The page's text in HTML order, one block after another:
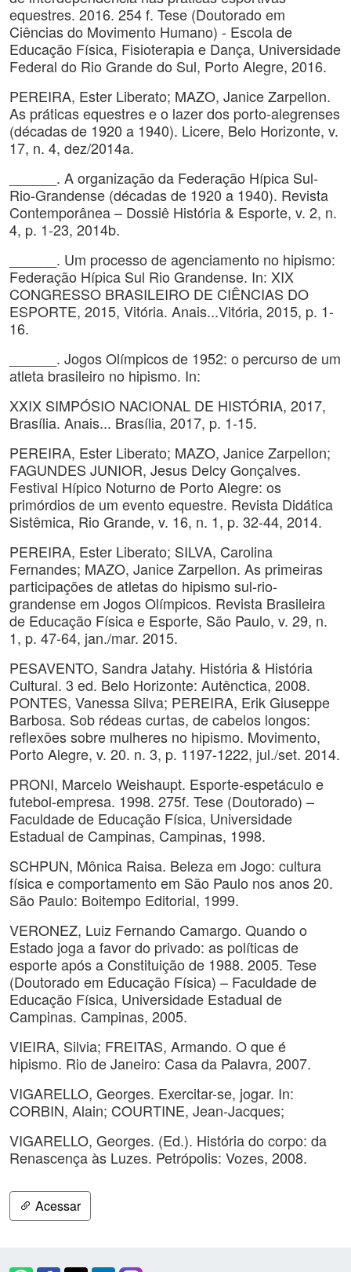
equestres. 2016. 254 f. Tese (Doutorado em
Ciências do Movimento Humano) - Escola de
Educação Física, Fisioterapia e Dança, Universidade
Federal do Rio Grande do Sul, Porto Alegre, 2016.
PEREIRA, Ester Liberato; MAZO, Janice Zarpellon.
As práticas equestres e o lazer dos porto-alegrenses
(décadas de 1920 a 1940). Licere, Belo Horizonte, v.
17, n. 4, dez/2014a.
______. A organização da Federação Hípica Sul-
Rio-Grandense (décadas de 1920 a 1940). Revista
Contemporânea – Dossiê História & Esporte, v. 2, n.
4, p. 1-23, 2014b.
______. Um processo de agenciamento no hipismo:
Federação Hípica Sul Rio Grandense. In: XIX
CONGRESSO BRASILEIRO DE CIÊNCIAS DO
ESPORTE, 2015, Vitória. Anais...Vitória, 2015, p. 1-
16.
______. Jogos Olímpicos de 1952: o percurso de um
atleta brasileiro no hipismo. In:
XXIX SIMPÓSIO NACIONAL DE HISTÓRIA, 2017,
Brasília. Anais... Brasília, 2017, p. 1-15.
PEREIRA, Ester Liberato; MAZO, Janice Zarpellon;
FAGUNDES JUNIOR, Jesus Delcy Gonçalves.
Festival Hípico Noturno de Porto Alegre: os
primórdios de um evento equestre. Revista Didática
Sistêmica, Rio Grande, v. 16, n. 1, p. 32-44, 2014.
PEREIRA, Ester Liberato; SILVA, Carolina
Fernandes; MAZO, Janice Zarpellon. As primeiras
participações de atletas do hipismo sul-rio-
grandense em Jogos Olímpicos. Revista Brasileira
de Educação Física e Esporte, São Paulo, v. 29, n.
1, p. 47-64, jan./mar. 2015.
PESAVENTO, Sandra Jatahy. História & História
Cultural. 3 ed. Belo Horizonte: Autênctica, 2008.
PONTES, Vanessa Silva; PEREIRA, Erik Giuseppe
Barbosa. Sob rédeas curtas, de cabelos longos:
reflexões sobre mulheres no hipismo. Movimento,
Porto Alegre, v. 20. n. 3, p. 1197-1222, jul./set. 2014.
PRONI, Marcelo Weishaupt. Esporte-espetáculo e
futebol-empresa. 1998. 275f. Tese (Doutorado) –
Faculdade de Educação Física, Universidade
Estadual de Campinas, Campinas, 1998.
SCHPUN, Mônica Raisa. Beleza em Jogo: cultura
física e comportamento em São Paulo nos anos 20.
São Paulo: Boitempo Editorial, 1999.
VERONEZ, Luiz Fernando Camargo. Quando o
Estado joga a favor do privado: as políticas de
esporte após a Constituição de 1988. 2005. Tese
(Doutorado em Educação Física) – Faculdade de
Educação Física, Universidade Estadual de
Campinas. Campinas, 2005.
VIEIRA, Silvia; FREITAS, Armando. O que é
hipismo. Rio de Janeiro: Casa da Palavra, 2007.
VIGARELLO, Georges. Exercitar-se, jogar. In:
CORBIN, Alain; COURTINE, Jean-Jacques;
VIGARELLO, Georges. (Ed.). História do corpo: da
Renascença às Luzes. Petrópolis: Vozes, 2008.
Acessar